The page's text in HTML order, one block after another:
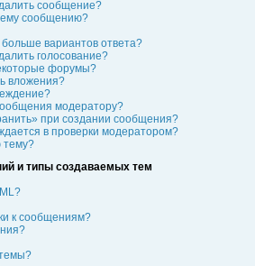
сообщение?
сообщению?
вариантов ответа?
голосование?
форумы?
вложения?
модератору?
при создании сообщения?
в проверки модератором?
тему?
и типы создаваемых тем
к сообщениям?